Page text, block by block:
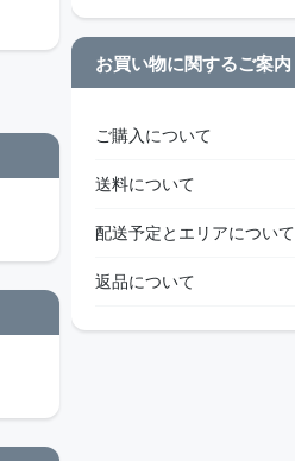
お買い物に関するご案内
ご購入について
送料について
配送予定とエリアについて
返品について